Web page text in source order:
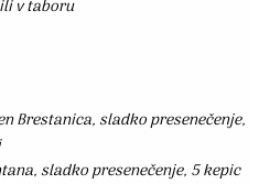
v taboru
Brestanica, sladko presenečenje,
sladko presenečenje, 5 kepic